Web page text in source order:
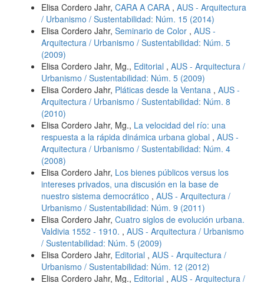
Elisa Cordero Jahr, CARA A CARA , AUS - Arquitectura
/ Urbanismo / Sustentabilidad: Núm. 15 (2014)
Elisa Cordero Jahr, Seminario de Color , AUS -
Arquitectura / Urbanismo / Sustentabilidad: Núm. 5
(2009)
Elisa Cordero Jahr, Mg., Editorial , AUS - Arquitectura /
Urbanismo / Sustentabilidad: Núm. 5 (2009)
Elisa Cordero Jahr, Pláticas desde la Ventana , AUS -
Arquitectura / Urbanismo / Sustentabilidad: Núm. 8
(2010)
Elisa Cordero Jahr, Mg., La velocidad del río: una
respuesta a la rápida dinámica urbana global , AUS -
Arquitectura / Urbanismo / Sustentabilidad: Núm. 4
(2008)
Elisa Cordero Jahr, Los bienes públicos versus los
intereses privados, una discusión en la base de
nuestro sistema democrático , AUS - Arquitectura /
Urbanismo / Sustentabilidad: Núm. 9 (2011)
Elisa Cordero Jahr, Cuatro siglos de evolución urbana.
Valdivia 1552 - 1910. , AUS - Arquitectura / Urbanismo
/ Sustentabilidad: Núm. 5 (2009)
Elisa Cordero Jahr, Editorial , AUS - Arquitectura /
Urbanismo / Sustentabilidad: Núm. 12 (2012)
Elisa Cordero Jahr, Mg., Editorial , AUS - Arquitectura /